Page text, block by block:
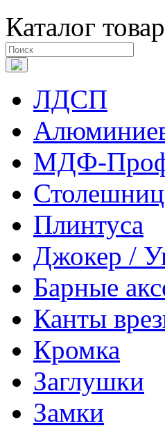
Каталог
ЛДСП
МДФ-
Плинтуса
Джокер /
Барные
Канты
Кромка
Заглушки
Замки